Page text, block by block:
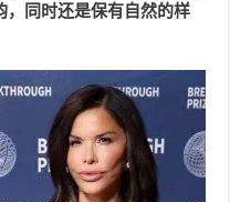
，同时还是保有自然的样